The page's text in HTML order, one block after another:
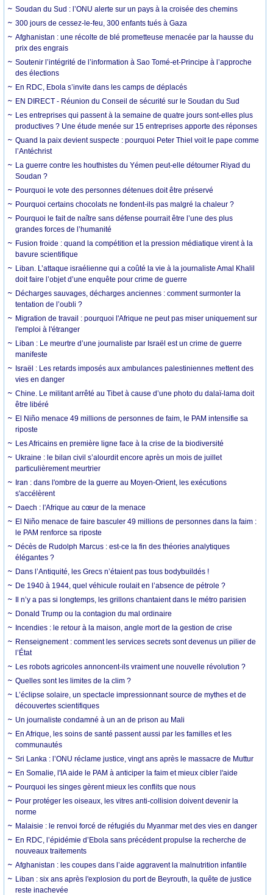
Soudan du Sud : l’ONU alerte sur un pays à la croisée des chemins
300 jours de cessez-le-feu, 300 enfants tués à Gaza
Afghanistan : une récolte de blé prometteuse menacée par la hausse du
prix des engrais
Soutenir l’intégrité de l’information à Sao Tomé-et-Principe à l’approche
des élections
En RDC, Ebola s’invite dans les camps de déplacés
EN DIRECT - Réunion du Conseil de sécurité sur le Soudan du Sud
Les entreprises qui passent à la semaine de quatre jours sont-elles plus
productives ? Une étude menée sur 15 entreprises apporte des réponses
Quand la paix devient suspecte : pourquoi Peter Thiel voit le pape comme
l’Antéchrist
La guerre contre les houthistes du Yémen peut-elle détourner Riyad du
Soudan ?
Pourquoi le vote des personnes détenues doit être préservé
Pourquoi certains chocolats ne fondent-ils pas malgré la chaleur ?
Pourquoi le fait de naître sans défense pourrait être l’une des plus
grandes forces de l’humanité
Fusion froide : quand la compétition et la pression médiatique virent à la
bavure scientifique
Liban. L’attaque israélienne qui a coûté la vie à la journaliste Amal Khalil
doit faire l’objet d’une enquête pour crime de guerre
Décharges sauvages, décharges anciennes : comment surmonter la
tentation de l’oubli ?
Migration de travail : pourquoi l'Afrique ne peut pas miser uniquement sur
l'emploi à l'étranger
Liban : Le meurtre d’une journaliste par Israël est un crime de guerre
manifeste
Israël : Les retards imposés aux ambulances palestiniennes mettent des
vies en danger
Chine. Le militant arrêté au Tibet à cause d’une photo du dalaï-lama doit
être libéré
El Niño menace 49 millions de personnes de faim, le PAM intensifie sa
riposte
Les Africains en première ligne face à la crise de la biodiversité
Ukraine : le bilan civil s’alourdit encore après un mois de juillet
particulièrement meurtrier
Iran : dans l'ombre de la guerre au Moyen-Orient, les exécutions
s'accélèrent
Daech : l'Afrique au cœur de la menace
El Niño menace de faire basculer 49 millions de personnes dans la faim :
le PAM renforce sa riposte
Décès de Rudolph Marcus : est-ce la fin des théories analytiques
élégantes ?
Dans l’Antiquité, les Grecs n’étaient pas tous bodybuildés !
De 1940 à 1944, quel véhicule roulait en l’absence de pétrole ?
Il n’y a pas si longtemps, les grillons chantaient dans le métro parisien
Donald Trump ou la contagion du mal ordinaire
Incendies : le retour à la maison, angle mort de la gestion de crise
Renseignement : comment les services secrets sont devenus un pilier de
l’État
Les robots agricoles annoncent-ils vraiment une nouvelle révolution ?
Quelles sont les limites de la clim ?
L’éclipse solaire, un spectacle impressionnant source de mythes et de
découvertes scientifiques
Un journaliste condamné à un an de prison au Mali
En Afrique, les soins de santé passent aussi par les familles et les
communautés
Sri Lanka : l’ONU réclame justice, vingt ans après le massacre de Muttur
En Somalie, l'IA aide le PAM à anticiper la faim et mieux cibler l'aide
Pourquoi les singes gèrent mieux les conflits que nous
Pour protéger les oiseaux, les vitres anti-collision doivent devenir la
norme
Malaisie : le renvoi forcé de réfugiés du Myanmar met des vies en danger
En RDC, l’épidémie d’Ebola sans précédent propulse la recherche de
nouveaux traitements
Afghanistan : les coupes dans l’aide aggravent la malnutrition infantile
Liban : six ans après l'explosion du port de Beyrouth, la quête de justice
reste inachevée